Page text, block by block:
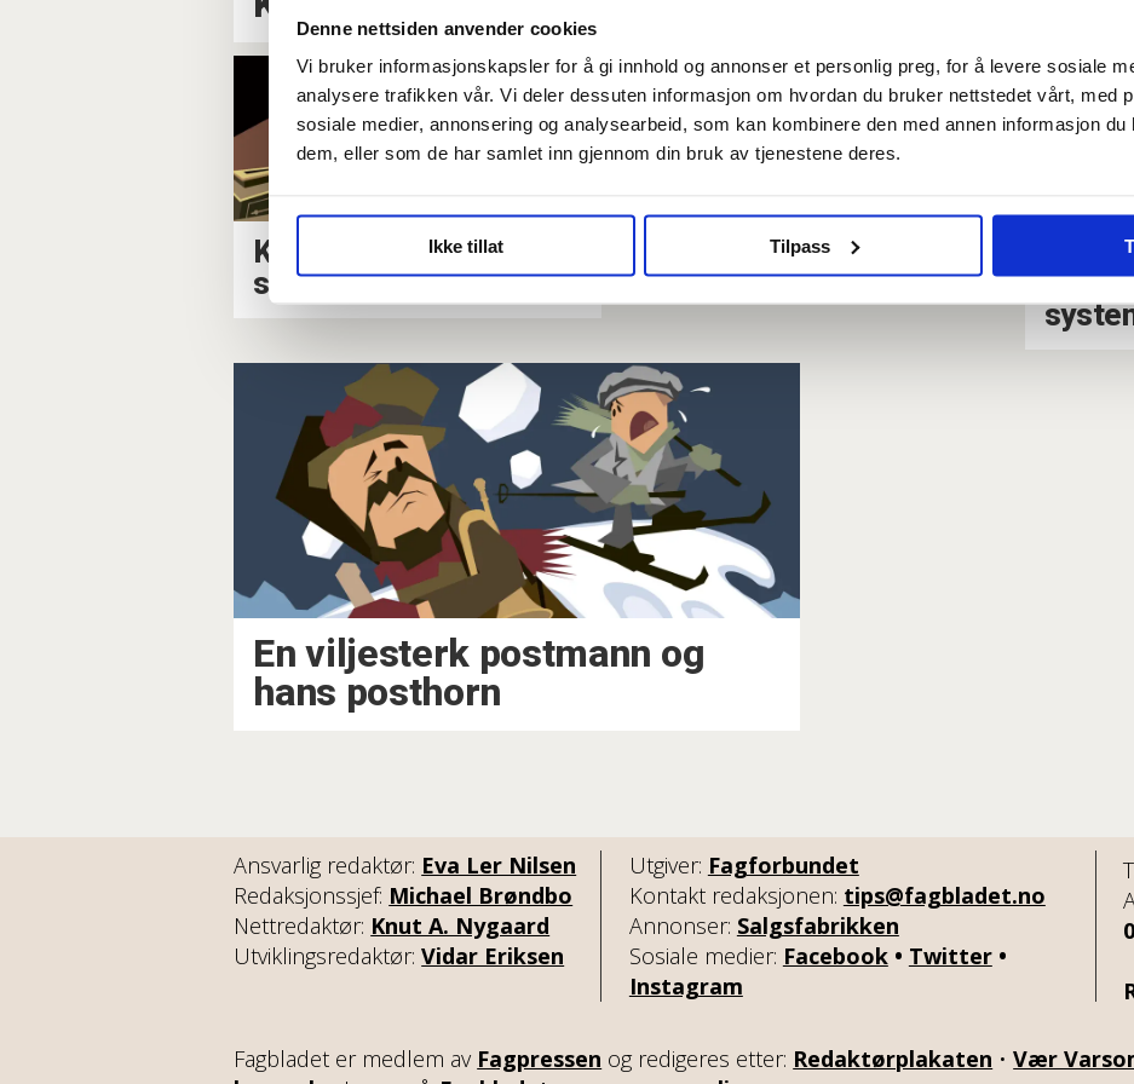
Denne nettsiden anvender cookies
Vi bruker informasjonskapsler for å gi innhold og annonser et personlig preg, for å levere sosiale
analysere trafikken vår. Vi deler dessuten informasjon om hvordan du bruker nettstedet vårt, med
sosiale medier, annonsering og analysearbeid, som kan kombinere den med annen informasjon du
dem, eller som de har samlet inn gjennom din bruk av tjenestene deres.
Ikke tillat Tilpass
Karolines kamp for
stemmerett
Postmannsdolken
Da
En viljesterk postmann og
hans posthorn
Ansvarlig redaktør: Eva Ler Nilsen
Redaksjonssjef: Michael Brøndbo
Nettredaktør: Knut A. Nygaard
Utviklingsredaktør:Vidar Eriksen
Utgiver: Fagforbundet
Kontakt redaksjonen: tips@fagbladet.no
Annonser: Salgsfabrikken
Sosiale medier: Facebook• Twitter•
Instagram
Fagbladet er medlem av Fagpressen og redigeres etter: Redaktørplakaten • Vær